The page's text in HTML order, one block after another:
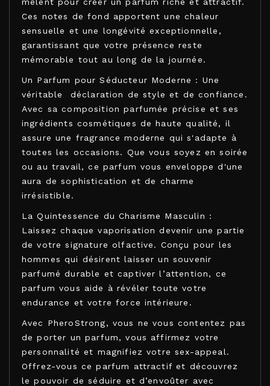
Ces notes de fond apportent une chaleur
sensuelle et une longévité exceptionnelle,
garantissant que votre présence reste
mémorable tout au long de la journée.
Un Parfum pour Séducteur Moderne : Une
véritable déclaration de style et de confiance.
Avec sa composition parfumée précise et ses
ingrédients cosmétiques de haute qualité, il
assure une fragrance moderne qui s'adapte à
toutes les occasions. Que vous soyez en soirée
ou au travail, ce parfum vous enveloppe d'une
aura de sophistication et de charme
irrésistible.
La Quintessence du Charisme Masculin :
Laissez chaque vaporisation devenir une partie
de votre signature olfactive. Conçu pour les
hommes qui désirent laisser un souvenir
parfumé durable et captiver l’attention, ce
parfum vous aide à révéler toute votre
endurance et votre force intérieure.
Avec PheroStrong, vous ne vous contentez pas
de porter un parfum, vous affirmez votre
personnalité et magnifiez votre sex-appeal.
Offrez-vous ce parfum attractif et découvrez
le pouvoir de séduire et d’envoûter avec